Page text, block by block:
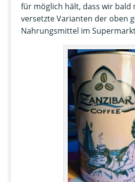
für möglich hält, dass wir bald
versetzte Varianten der oben
Nahrungsmittel im